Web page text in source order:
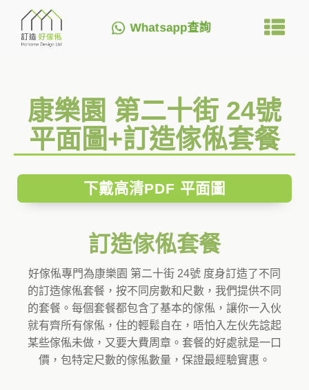
Whatsapp查詢
康樂園 第二十街 24號
平面圖+訂造傢俬套餐
下戴高清PDF 平面圖
訂造傢俬套餐
好傢俬專門為康樂園 第二十街 24號 度身訂造了不同
的訂造傢俬套餐，按不同房數和尺數，我們提供不同
的套餐。每個套餐都包含了基本的傢俬，讓你一入伙
就有齊所有傢俬，住的輕鬆自在，唔怕入左伙先諗起
某些傢俬未做，又要大費周章。套餐的好處就是一口
價，包特定尺數的傢俬數量，保證最經驗實惠。